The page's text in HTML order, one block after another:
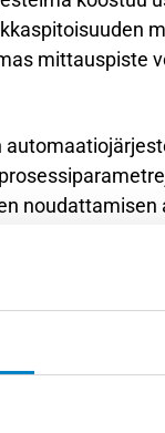
mittauspiste
eri